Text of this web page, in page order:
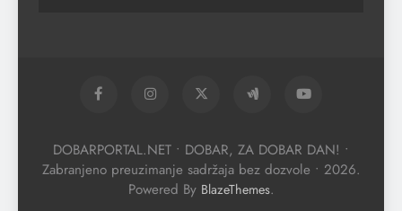
DOBARPORTAL.NET • DOBAR, ZA DOBAR DAN! •
Zabranjeno preuzimanje sadržaja bez dozvole • 2026.
Powered By BlazeThemes.